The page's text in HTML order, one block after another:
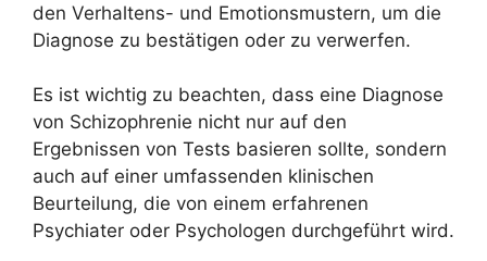
den Verhaltens- und Emotionsmustern, um die
Diagnose zu bestätigen oder zu verwerfen.
Es ist wichtig zu beachten, dass eine Diagnose
von Schizophrenie nicht nur auf den
Ergebnissen von Tests basieren sollte, sondern
auch auf einer umfassenden klinischen
Beurteilung, die von einem erfahrenen
Psychiater oder Psychologen durchgeführt wird.